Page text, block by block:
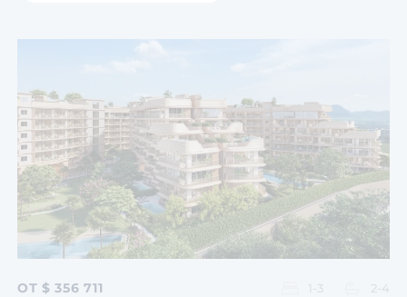
Перейти
Перейти
Перейти
Перейти
Перейти
ОТ $ 356 711 1-3 2-4